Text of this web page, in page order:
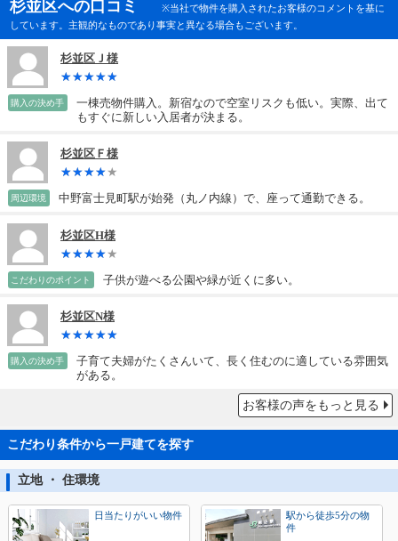
杉並区への口コミ
※当社で物件を購入されたお客様のコメントを基に
しています。主観的なものであり事実と異なる場合もございます。
杉並区Ｊ様
購入の決め手
一棟売物件購入。新宿なので空室リスクも低い。実際、出て
もすぐに新しい入居者が決まる。
杉並区Ｆ様
周辺環境 中野富士見町駅が始発（丸ノ内線）で、座って通勤できる。
杉並区H様
こだわりのポイント 子供が遊べる公園や緑が近くに多い。
杉並区N様
購入の決め手
子育て夫婦がたくさんいて、長く住むのに適している雰囲気
がある。
お客様の声をもっと見る
こだわり条件から一戸建てを探す
立地 ・ 住環境
日当たりがいい物件
駅から徒歩5分の物
件